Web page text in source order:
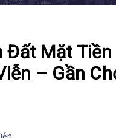
Đất Mặt
– Gần